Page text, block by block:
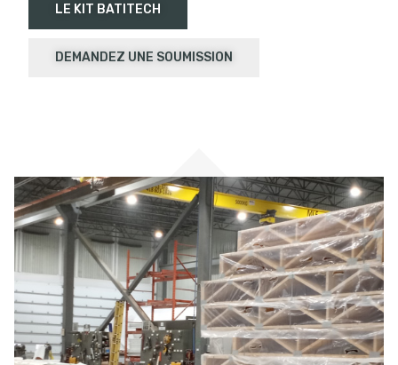
LE KIT BATITECH
DEMANDEZ UNE SOUMISSION